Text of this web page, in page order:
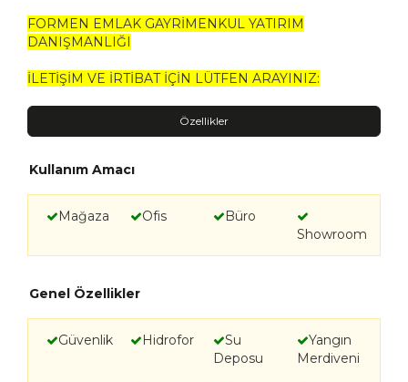
FORMEN EMLAK GAYRİMENKUL YATIRIM
DANIŞMANLIĞI
İLETİŞİM VE İRTİBAT İÇİN LÜTFEN ARAYINIZ:
Özellikler
Kullanım Amacı
Mağaza Ofis
Büro
Showroom
Genel Özellikler
Güvenlik Hidrofor
Su
Deposu
Yangın
Merdiveni